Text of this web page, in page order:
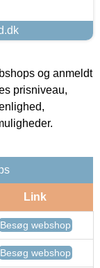
og anmeldt
prisniveau,
Link
Besøg webshop
Besøg webshop